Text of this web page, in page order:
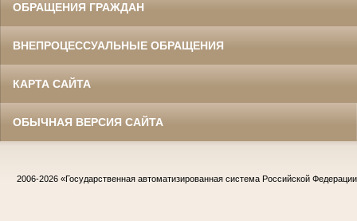
ОБРАЩЕНИЯ ГРАЖДАН
ВНЕПРОЦЕССУАЛЬНЫЕ ОБРАЩЕНИЯ
КАРТА САЙТА
ОБЫЧНАЯ ВЕРСИЯ САЙТА
2006-2026 «Государственная автоматизированная система Российской